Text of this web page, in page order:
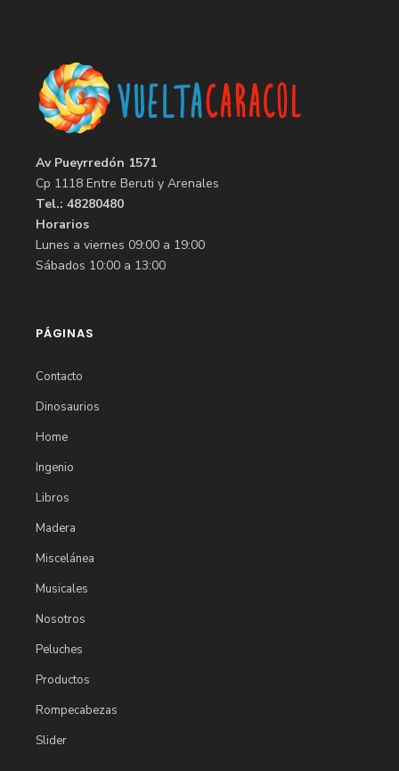
Av Pueyrredón 1571
Cp 1118 Entre Beruti y Arenales
Tel.: 48280480
Horarios
Lunes a viernes 09:00 a 19:00
Sábados 10:00 a 13:00
PÁGINAS
Contacto
Dinosaurios
Home
Ingenio
Libros
Madera
Miscelánea
Musicales
Nosotros
Peluches
Productos
Rompecabezas
Slider